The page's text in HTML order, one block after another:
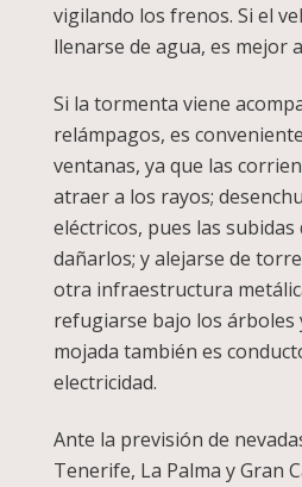
vigilando los frenos. Si el
llenarse de agua, es mejor
Si la tormenta viene
relámpagos, es
ventanas, ya que las
atraer a los rayos;
eléctricos, pues las
dañarlos; y alejarse de
otra infraestructura
refugiarse bajo los árboles
mojada también es
electricidad.
Ante la previsión de
Tenerife, La Palma y Gran